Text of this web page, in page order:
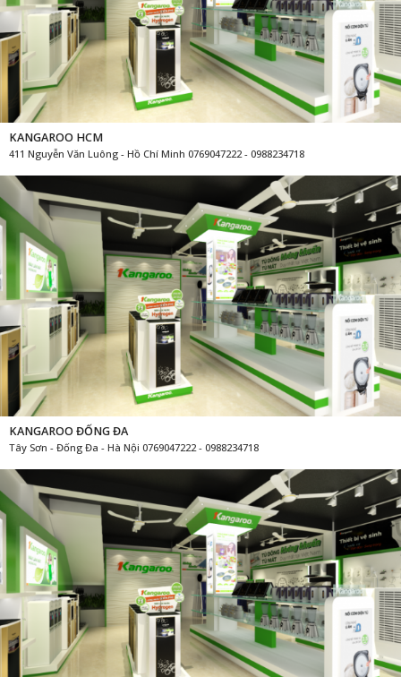
KANGAROO HCM
411 Nguyễn Văn Luông - Hồ Chí Minh 0769047222 - 0988234718
KANGAROO ĐỐNG ĐA
Tây Sơn - Đống Đa - Hà Nội 0769047222 - 0988234718